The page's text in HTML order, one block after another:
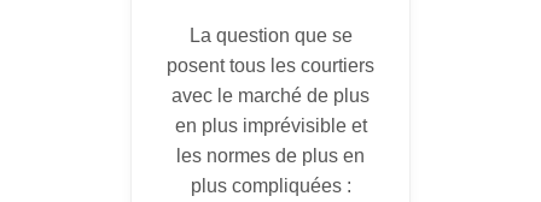
La question que se
posent tous les courtiers
avec le marché de plus
en plus imprévisible et
les normes de plus en
plus compliquées :